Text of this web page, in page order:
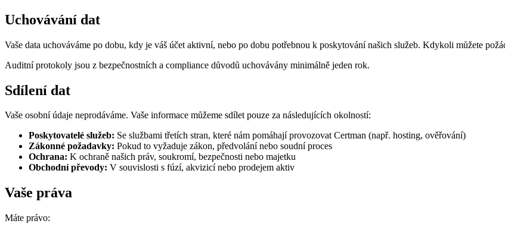
Uchovávání dat
Vaše data uchováváme po dobu, kdy je váš účet aktivní, nebo po dobu potřebnou k poskytování našich služeb. Kdykoli můžete
Auditní protokoly jsou z bezpečnostních a compliance důvodů uchovávány minimálně jeden rok.
Sdílení dat
Vaše osobní údaje neprodáváme. Vaše informace můžeme sdílet pouze za následujících okolností:
Poskytovatelé služeb: Se službami třetích stran, které nám pomáhají provozovat Certman (např. hosting, ověřování)
Zákonné požadavky: Pokud to vyžaduje zákon, předvolání nebo soudní proces
Ochrana: K ochraně našich práv, soukromí, bezpečnosti nebo majetku
Obchodní převody: V souvislosti s fúzí, akvizicí nebo prodejem aktiv
Vaše práva
Máte právo: